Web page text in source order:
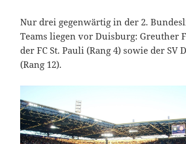
Nur drei gegenwärtig in der 2.
Teams liegen vor Duisburg: Greuther
der FC St. Pauli (Rang 4) sowie der SV
(Rang 12).